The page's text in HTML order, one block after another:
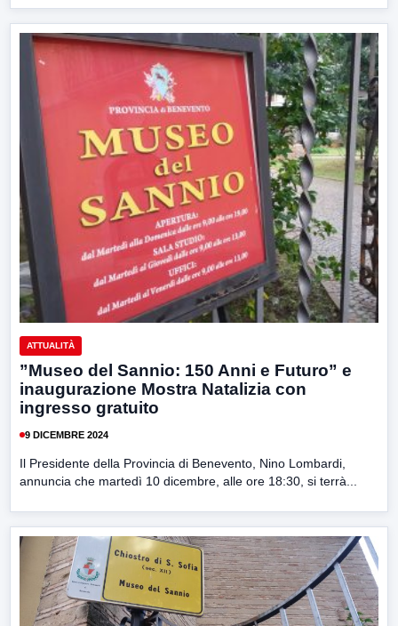
ATTUALITÀ
”Museo del Sannio: 150 Anni e Futuro” e
inaugurazione Mostra Natalizia con
ingresso gratuito
9 DICEMBRE 2024
Il Presidente della Provincia di Benevento, Nino Lombardi,
annuncia che martedì 10 dicembre, alle ore 18:30, si terrà...